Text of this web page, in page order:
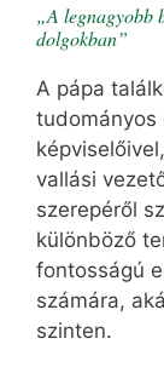
„A legnagyobb
dolgokban”
A pápa
tudományos
vallási
szerepéről
különböző
fontosságú
számára,
szinten.